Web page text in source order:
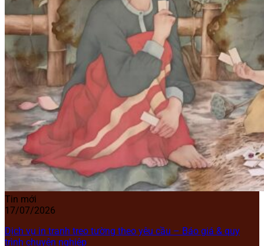
Tin mới
17/07/2026
Dịch vụ in tranh treo tường theo yêu cầu – Báo giá & quy
trình chuyên nghiệp